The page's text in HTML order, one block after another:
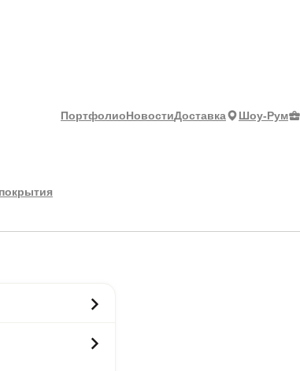
ПортфолиоНовостиДоставка Шоу-Рум
плитка